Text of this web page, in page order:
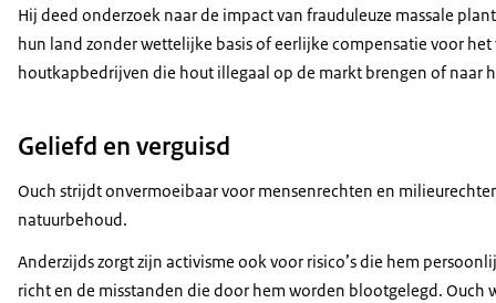
Hij deed onderzoek naar de impact van frauduleuze massale
hun land zonder wettelijke basis of eerlijke compensatie voor
houtkapbedrijven die hout illegaal op de markt brengen of naar
Geliefd en verguisd
Ouch strijdt onvermoeibaar voor mensenrechten en
natuurbehoud.
Anderzijds zorgt zijn activisme ook voor risico’s die hem
richt en de misstanden die door hem worden blootgelegd. Ouch